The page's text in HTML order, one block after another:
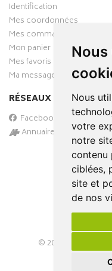
Nous
votre
notre
contenu
ciblées,
site et
de nos
Identification
Mes coordonnées
Mes commandes
Mon panier
Mes favoris
Ma messagerie
RÉSEAUX SOCIAUX
Facebook
Annuaire des
© 2026